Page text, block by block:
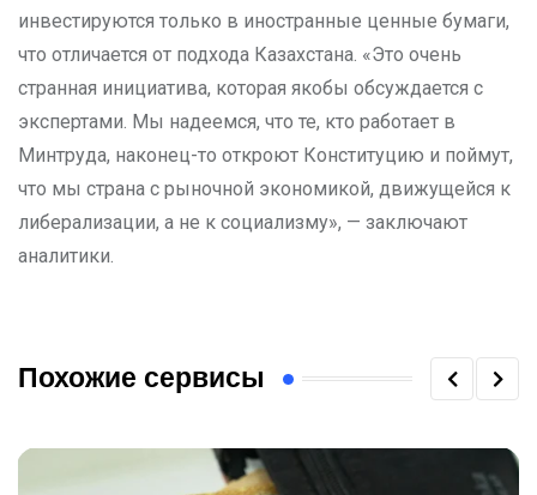
инвестируются только в иностранные ценные бумаги,
что отличается от подхода Казахстана. «Это очень
странная инициатива, которая якобы обсуждается с
экспертами. Мы надеемся, что те, кто работает в
Минтруда, наконец-то откроют Конституцию и поймут,
что мы страна с рыночной экономикой, движущейся к
либерализации, а не к социализму», — заключают
аналитики.
Похожие сервисы